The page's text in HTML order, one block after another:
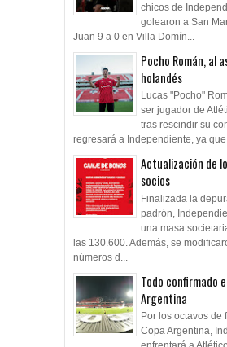
chicos de
golearon a San
Juan 9 a 0 en Villa Domín...
Pocho Román, al
holandés
Lucas "Pocho"
ser jugador de
tras rescindir su
regresará a Independiente, ya que
Actualización de
socios
Finalizada la
padrón,
una masa
las 130.600. Además, se
números d...
Todo confirmado
Argentina
Por los octavos de
Copa Argentina,